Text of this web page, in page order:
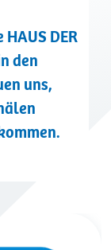
DER
den
uns,